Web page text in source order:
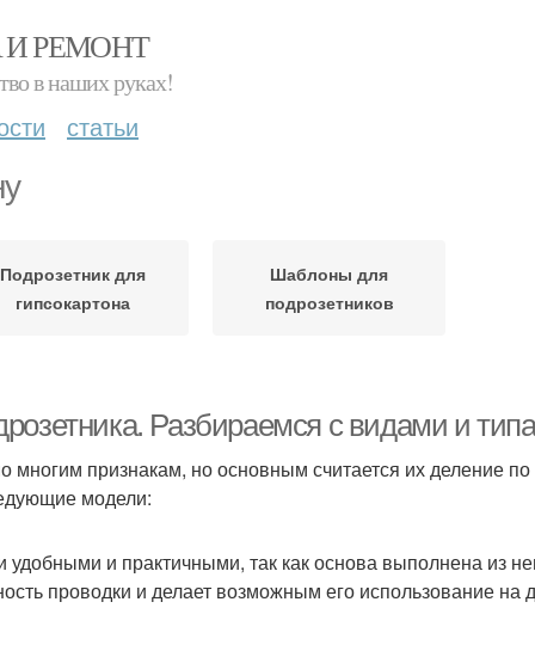
РЕМОНТ
в наших руках!
статьи
Подрозетник для
гипсокартона
Шаблоны для
подрозетников
Разбираемся с видами и
многим признакам, но основным считается их деление
модели:
и практичными, так как основа выполнена из
проводки и делает возможным его использование на